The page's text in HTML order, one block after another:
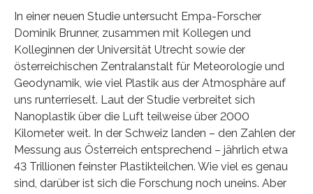
In einer neuen Studie untersucht Empa-Forscher
Dominik Brunner, zusammen mit Kollegen und
Kolleginnen der Universität Utrecht sowie der
österreichischen Zentralanstalt für Meteorologie und
Geodynamik, wie viel Plastik aus der Atmosphäre auf
uns runterrieselt. Laut der Studie verbreitet sich
Nanoplastik über die Luft teilweise über 2000
Kilometer weit. In der Schweiz landen – den Zahlen der
Messung aus Österreich entsprechend – jährlich etwa
43 Trillionen feinster Plastikteilchen. Wie viel es genau
sind, darüber ist sich die Forschung noch uneins. Aber